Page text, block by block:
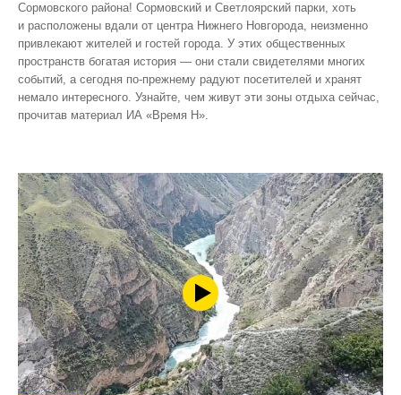
Сормовского района! Сормовский и Светлоярский парки, хоть
и расположены вдали от центра Нижнего Новгорода, неизменно
привлекают жителей и гостей города. У этих общественных
пространств богатая история — они стали свидетелями многих
событий, а сегодня по‑прежнему радуют посетителей и хранят
немало интересного. Узнайте, чем живут эти зоны отдыха сейчас,
прочитав материал ИА «Время Н».